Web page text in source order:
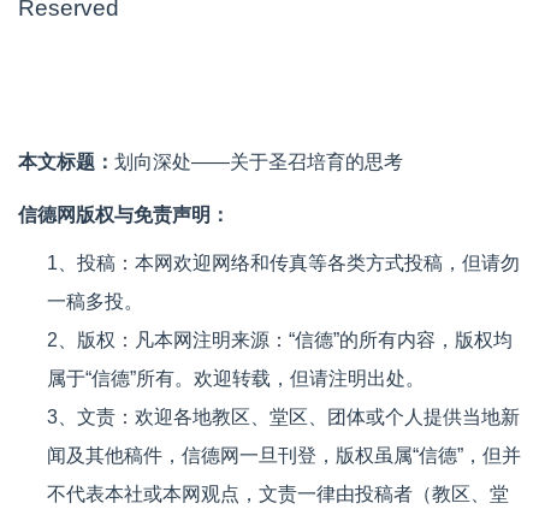
Reserved
本文标题： 划向深处——关于圣召培育的思考
信德网版权与免责声明：
1、投稿：本网欢迎网络和传真等各类方式投稿，但请勿
一稿多投。
2、版权：凡本网注明来源：“信德”的所有内容，版权均
属于“信德”所有。欢迎转载，但请注明出处。
3、文责：欢迎各地教区、堂区、团体或个人提供当地新
闻及其他稿件，信德网一旦刊登，版权虽属“信德”，但并
不代表本社或本网观点，文责一律由投稿者（教区、堂